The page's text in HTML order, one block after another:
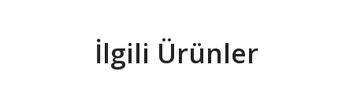
İlgili Ürünler